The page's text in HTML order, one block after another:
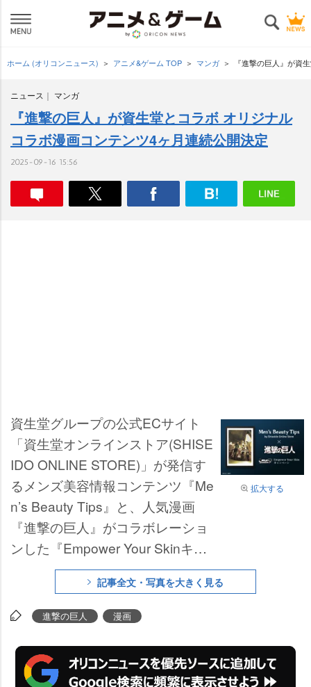
ホーム (オリコンニュース) アニメ&ゲーム TOP マンガ 『進撃の巨人』が資
ニュース マンガ
『進撃の巨人』が資生堂とコラボ オリジナル
コラボ漫画コンテンツ4ヶ月連続公開決定
2025-09-16 15:56
拡大する
資生堂グループの公式ECサイト
「資生堂オンラインストア(SHISE
IDO ONLINE STORE)」が発信す
るメンズ美容情報コンテンツ『Me
n’s Beauty Tips』と、人気漫画
『進撃の巨人』がコラボレーショ
ンした『Empower Your Skinキャ
ンペーン』が16日より開催。4ヶ
月連続で公開される男性肌に立ち
はだかる“壁”を攻略するオリジナ
ード1が公開された。
記事全文・写真を大きく見る
進撃の巨人 漫画